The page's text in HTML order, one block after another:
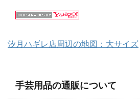
汐月ハギレ店周辺の地図：大サイズ
手芸用品の通販について